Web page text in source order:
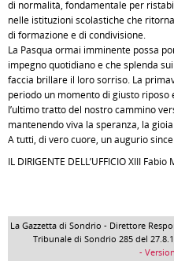
di normalità, fondamentale per
nelle istituzioni scolastiche che
di formazione e di condivisione.
La Pasqua ormai imminente possa
impegno quotidiano e che splenda
faccia brillare il loro sorriso. La
periodo un momento di giusto
l’ultimo tratto del nostro cammino
mantenendo viva la speranza, la
A tutti, di vero cuore, un augurio
IL DIRIGENTE DELL’UFFICIO XIII Fabio
La Gazzetta di Sondrio - Direttore
Tribunale di Sondrio 285 del
-